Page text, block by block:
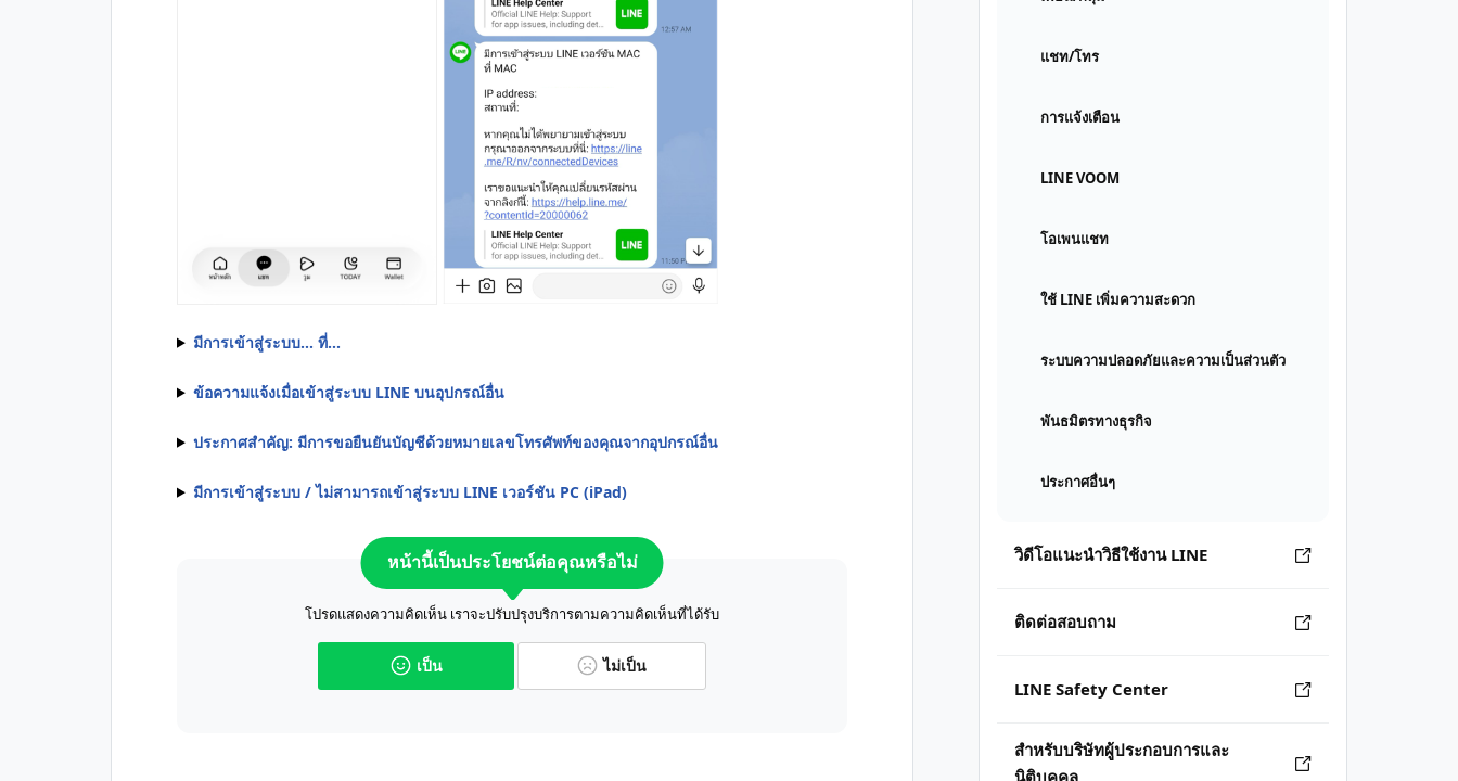
แชท/โทร
การแจ้งเตือน
LINE VOOM
โอเพนแชท
ใช้ LINE เพิ่มความสะดวก
ระบบความปลอดภัยและความเป็นส่วนตัว
พันธมิตรทางธุรกิจ
ประกาศอื่นๆ
วิดีโอแนะนำวิธีใช้งาน LINE
ติดต่อสอบถาม
LINE Safety Center
สำหรับบริษัทผู้ประกอบการและ
นิติบุคคล
มีการเข้าสู่ระบบ... ที่...
ข้อความแจ้งเมื่อเข้าสู่ระบบ LINE บนอุปกรณ์อื่น
ประกาศสำคัญ: มีการขอยืนยันบัญชีด้วยหมายเลขโทรศัพท์ของคุณจากอุปกรณ์อื่น
มีการเข้าสู่ระบบ / ไม่สามารถเข้าสู่ระบบ LINE เวอร์ชัน PC (iPad)
หน้านี้เป็นประโยชน์ต่อคุณหรือไม่
โปรดแสดงความคิดเห็น เราจะปรับปรุงบริการตามความคิดเห็นที่ได้รับ
เป็น ไม่เป็น